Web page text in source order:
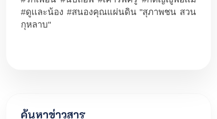
#ดูเเละน้อง #สนองคุณแผ่นดิน "สุภาพชน สวน
กุหลาบ"
ค้นหาข่าวสาร